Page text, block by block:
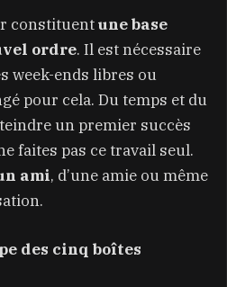
constituentune base
ordre. Il est nécessaire
week-ends libres ou
pour cela. Du temps et du
un premier succès
faites pas ce travail seul.
ami, d’une amie ou même
des cinq boîtes